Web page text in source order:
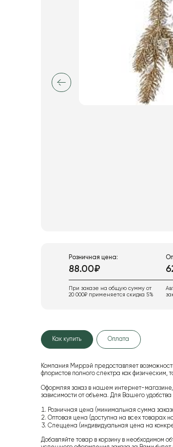
Розничная цена:
88.00₽
При заказе на общую сумму от
20 000₽ применяется скидка 5%
Как купить Оплата
Компания Миррэй предоставляет
флористов полного спектра как
Оформляя заказ в нашем интернет-магазине,
зависимости от объема. Для Вашего
Розничная цена (минимальная сумма
Оптовая цена (доступна на всех товарах
Спеццена (индивидуальная цена на
Добавляйте товар в корзину в необходимом